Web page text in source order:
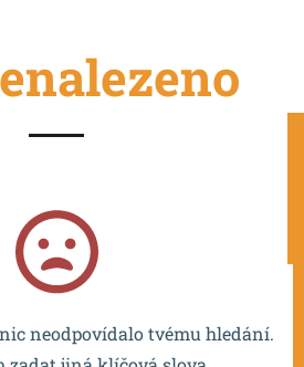
neodpovídalo tvému hledání.